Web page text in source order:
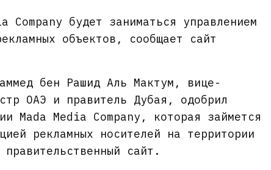
Company будет заниматься управлением
объектов, сообщает сайт
бен Рашид Аль Мактум, вице-
ОАЭ и правитель Дубая, одобрил
Mada Media Company, которая займется
рекламных носителей на территории
правительственный сайт.